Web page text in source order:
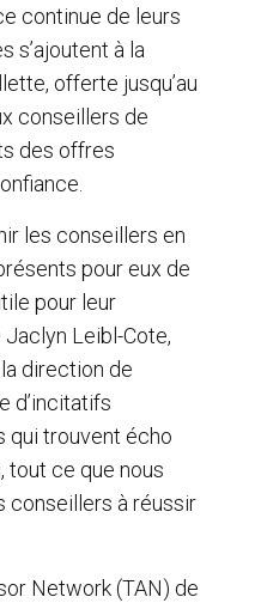
continue de leurs
s’ajoutent à la
offerte jusqu’au
conseillers de
des offres
les conseillers en
pour eux de
pour leur
Leibl-Cote,
direction de
d’incitatifs
qui trouvent écho
tout ce que nous
conseillers à réussir
Network (TAN) de